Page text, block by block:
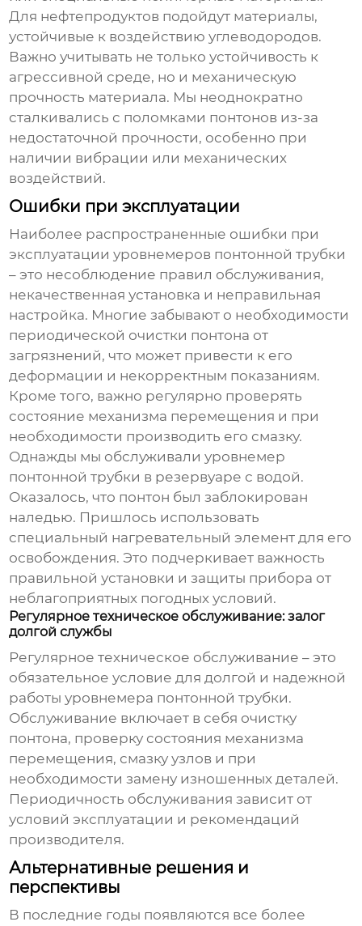
Для нефтепродуктов подойдут материалы,
устойчивые к воздействию углеводородов.
Важно учитывать не только устойчивость к
агрессивной среде, но и механическую
прочность материала. Мы неоднократно
сталкивались с поломками понтонов из-за
недостаточной прочности, особенно при
наличии вибрации или механических
воздействий.
Ошибки при эксплуатации
Наиболее распространенные ошибки при
эксплуатацииуровнемеров понтонной трубки
– это несоблюдение правил обслуживания,
некачественная установка и неправильная
настройка. Многие забывают о необходимости
периодической очистки понтона от
загрязнений, что может привести к его
деформации и некорректным показаниям.
Кроме того, важно регулярно проверять
состояние механизма перемещения и при
необходимости производить его смазку.
Однажды мы обслуживалиуровнемер
понтонной трубки в резервуаре с водой.
Оказалось, что понтон был заблокирован
наледью. Пришлось использовать
специальный нагревательный элемент для его
освобождения. Это подчеркивает важность
правильной установки и защиты прибора от
неблагоприятных погодных условий.
Регулярное техническое обслуживание: залог
долгой службы
Регулярное техническое обслуживание – это
обязательное условие для долгой и надежной
работыуровнемера понтонной трубки.
Обслуживание включает в себя очистку
понтона, проверку состояния механизма
перемещения, смазку узлов и при
необходимости замену изношенных деталей.
Периодичность обслуживания зависит от
условий эксплуатации и рекомендаций
производителя.
Альтернативные решения и
перспективы
В последние годы появляются все более